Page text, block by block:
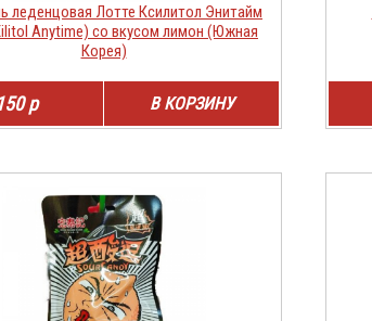
леденцовая Лотте Ксилитол Энитайм
Anytime) со вкусом лимон (Южная
Корея)
р В КОРЗИНУ